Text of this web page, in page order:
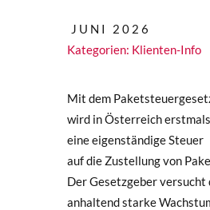
JUNI 2026
Kategorien: Klienten-Info
Mit dem
wird in Österreich erstmals
eine eigenständige Steuer
auf die Zustellung von
Der Gesetzgeber versucht
anhaltend starke